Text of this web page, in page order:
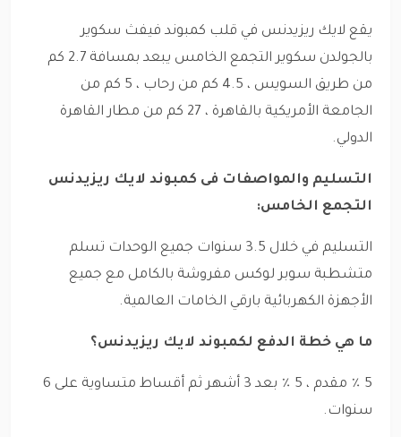
يقع لايك ريزيدنس في قلب كمبوند فيفث سكوير
بالجولدن سكوير التجمع الخامس يبعد بمسافة 2.7 كم
من طريق السويس ، 4.5 كم من رحاب ، 5 كم من
الجامعة الأمريكية بالقاهرة ، 27 كم من مطار القاهرة
الدولي.
التسليم والمواصفات فى كمبوند لايك ريزيدنس
التجمع الخامس:
التسليم في خلال 3.5 سنوات جميع الوحدات تسلم
متشطبة سوبر لوكس مفروشة بالكامل مع جميع
الأجهزة الكهربائية بارقي الخامات العالمية.
ما هي خطة الدفع لكمبوند لايك ريزيدنس؟
5 ٪ مقدم ، 5 ٪ بعد 3 أشهر ثم أقساط متساوية على 6
سنوات.